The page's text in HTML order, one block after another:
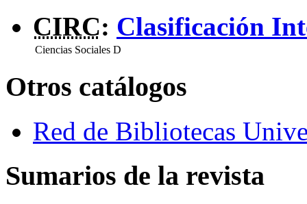
CIRC: Clasificación
Ciencias Sociales D
Otros catálogos
Red de Bibliotecas
Sumarios de la revista